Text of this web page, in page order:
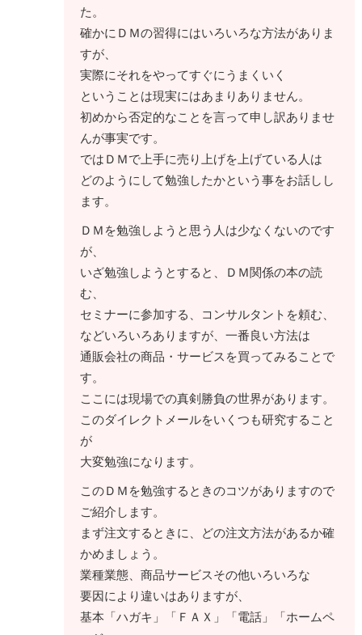
た。
確かにＤＭの習得にはいろいろな方法がありま
すが、
実際にそれをやってすぐにうまくいく
ということは現実にはあまりありません。
初めから否定的なことを言って申し訳ありませ
んが事実です。
ではＤＭで上手に売り上げを上げている人は
どのようにして勉強したかという事をお話しし
ます。
ＤＭを勉強しようと思う人は少なくないのです
が、
いざ勉強しようとすると、ＤＭ関係の本の読
む、
セミナーに参加する、コンサルタントを頼む、
などいろいろありますが、一番良い方法は
通販会社の商品・サービスを買ってみることで
す。
ここには現場での真剣勝負の世界があります。
このダイレクトメールをいくつも研究すること
が
大変勉強になります。
このＤＭを勉強するときのコツがありますので
ご紹介します。
まず注文するときに、どの注文方法があるか確
かめましょう。
業種業態、商品サービスその他いろいろな
要因により違いはありますが、
基本「ハガキ」「ＦＡＸ」「電話」「ホームペ